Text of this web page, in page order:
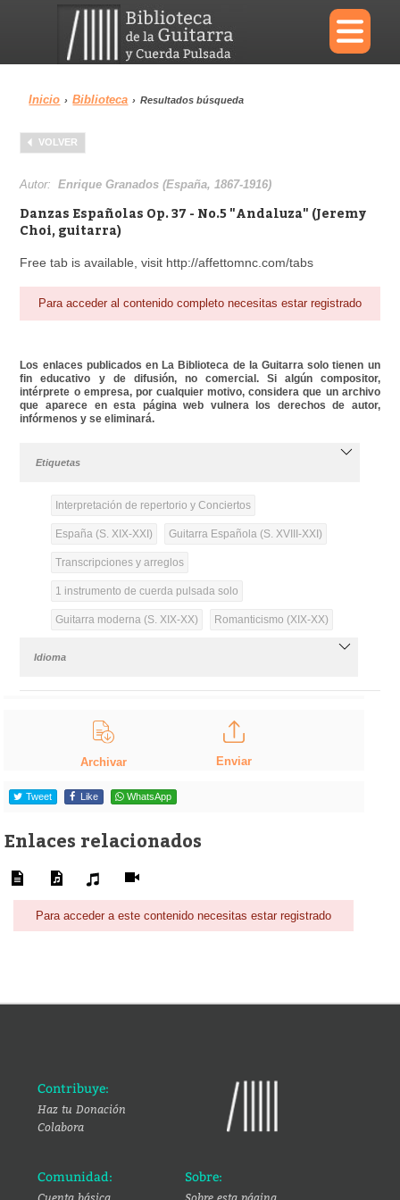
×
Menu
Biblioteca Diccionario
Área personal
Inicio › Biblioteca › Resultados búsqueda
VOLVER
Autor:Enrique Granados (España, 1867-1916)
Danzas Españolas Op. 37 - No.5 "Andaluza" (Jeremy
Choi, guitarra)
Free tab is available, visit http://affettomnc.com/tabs
Para acceder al contenido completo necesitas estar registrado
Los enlaces publicados en La Biblioteca de la Guitarra solo tienen un
fin educativo y de difusión, no comercial. Si algún compositor,
intérprete o empresa, por cualquier motivo, considera que un archivo
que aparece en esta página web vulnera los derechos de autor,
infórmenos y se eliminará.
Etiquetas
Interpretación de repertorio y Conciertos
España (S. XIX-XXI) Guitarra Española (S. XVIII-XXI)
Transcripciones y arreglos
1 instrumento de cuerda pulsada solo
Guitarra moderna (S. XIX-XX) Romanticismo (XIX-XX)
Idioma
Archivar Enviar
Tweet Like WhatsApp
Enlaces relacionados
Para acceder a este contenido necesitas estar registrado
Contribuye:
Haz tu Donación
Colabora
Comunidad: Sobre: